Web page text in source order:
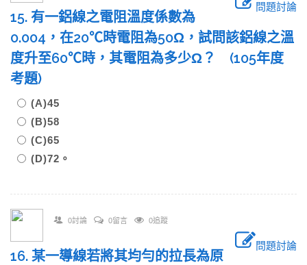
問題討論
15. 有一鋁線之電阻溫度係數為
0.004，在20℃時電阻為50Ω，試問該鋁線之溫
度升至60℃時，其電阻為多少Ω？ (105年度
考題)
(A)45
(B)58
(C)65
(D)72。
0討論 0留言 0追蹤
問題討論
16. 某一導線若將其均勻的拉長為原